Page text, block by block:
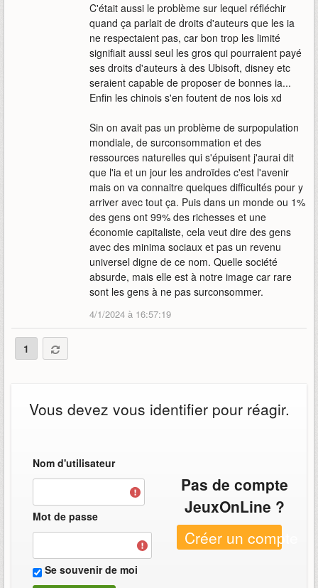
C'était aussi le problème sur lequel réfléchir
quand ça parlait de droits d'auteurs que les ia
ne respectaient pas, car bon trop les limité
signifiait aussi seul les gros qui pourraient payé
ses droits d'auteurs à des Ubisoft, disney etc
seraient capable de proposer de bonnes ia...
Enfin les chinois s'en foutent de nos lois xd
Sin on avait pas un problème de surpopulation
mondiale, de surconsommation et des
ressources naturelles qui s'épuisent j'aurai dit
que l'ia et un jour les androïdes c'est l'avenir
mais on va connaitre quelques difficultés pour y
arriver avec tout ça. Puis dans un monde ou 1%
des gens ont 99% des richesses et une
économie capitaliste, cela veut dire des gens
avec des minima sociaux et pas un revenu
universel digne de ce nom. Quelle société
absurde, mais elle est à notre image car rare
sont les gens à ne pas surconsommer.
4/1/2024 à 16:57:19
1
Vous devez vous identifier pour réagir.
Nom d'utilisateur
Mot de passe
Se souvenir de moi
Pas de compte
JeuxOnLine ?
Créer un compte